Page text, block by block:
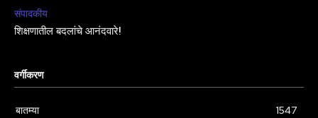
संपादकीय
शिक्षणातील बदलांचे आनंदवारे!
वर्गीकरण
बातम्या
1547